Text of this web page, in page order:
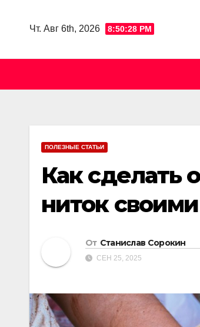
Чт. Авг 6th, 2026 8:50:30 PM
ПОЛЕЗНЫЕ СТАТЬИ
Как сделать
ниток
От Станислав Сорокин
СЕН 25, 2025